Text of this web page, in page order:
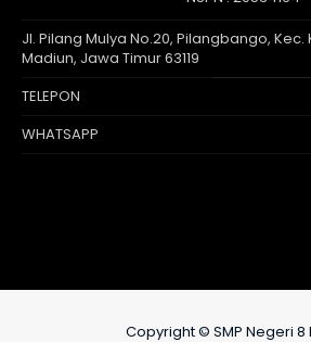
Jl. Pilang Mulya No.20, Pilangbango,
Madiun, Jawa Timur 63119
TELEPON
WHATSAPP
Copyright © SMP Negeri 8